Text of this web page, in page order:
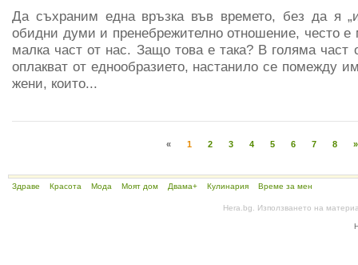
Да съхраним една връзка във времето, без да я
обидни думи и пренебрежително отношение, често
малка част от нас. Защо това е така? В голяма част
оплакват от еднообразието, настанило се помежду
жени, които...
« 1 2 3 4 5 6 7 8 »
Здраве Красота Мода Моят дом Двама+ Кулинария Време за мен
Hera.bg. Използването на